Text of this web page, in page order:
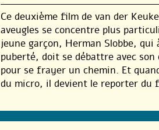
Ce deuxième film de van der
aveugles se concentre plus
jeune garçon, Herman Slobbe, qui
puberté, doit se débattre avec
pour se frayer un chemin. Et
du micro, il devient le reporter du